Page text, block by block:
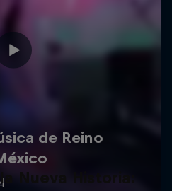
Nueva Historia: